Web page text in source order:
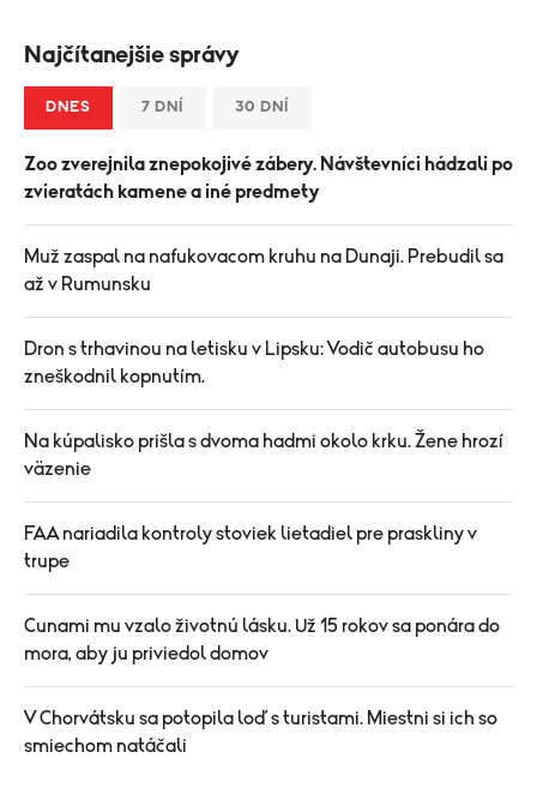
Najčítanejšie správy
DNES 7 DNÍ 30 DNÍ
Zoo zverejnila znepokojivé zábery. Návštevníci hádzali po
zvieratách kamene a iné predmety
Muž zaspal na nafukovacom kruhu na Dunaji. Prebudil sa
až v Rumunsku
Dron s trhavinou na letisku v Lipsku: Vodič autobusu ho
zneškodnil kopnutím.
Na kúpalisko prišla s dvoma hadmi okolo krku. Žene hrozí
väzenie
FAA nariadila kontroly stoviek lietadiel pre praskliny v
trupe
Cunami mu vzalo životnú lásku. Už 15 rokov sa ponára do
mora, aby ju priviedol domov
V Chorvátsku sa potopila loď s turistami. Miestni si ich so
smiechom natáčali